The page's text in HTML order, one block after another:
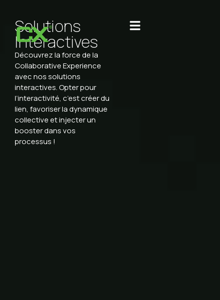
Solutions
Interactives
Découvrez la force de la
Collaborative Experience
avec nos solutions
interactives. Opter pour
l’interactivité, c’est créer du
lien, favoriser la dynamique
collective et injecter un
booster dans vos
processus !